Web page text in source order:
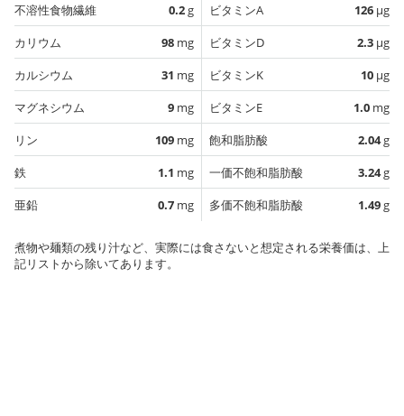
不溶性食物繊維
0.2g
カリウム
98 mg
カルシウム
31 mg
マグネシウム
9 mg
リン
109 mg
鉄
1.1 mg
亜鉛
0.7 mg
ビタミンA
126 µg
ビタミンD
2.3 µg
ビタミンK
10 µg
ビタミンE
1.0 mg
飽和脂肪酸
2.04g
一価不飽和脂肪酸
3.24g
多価不飽和脂肪酸
1.49g
煮物や麺類の残り汁など、実際には食さないと想定される栄養価は、上
記リストから除いてあります。